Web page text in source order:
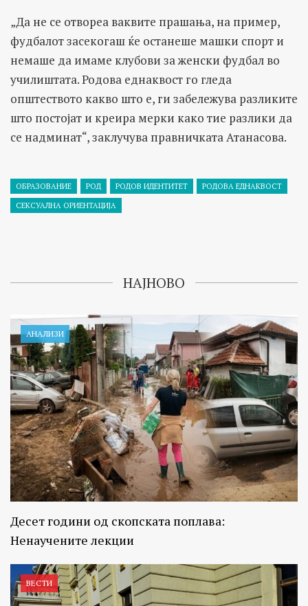
„Да не се отвореа ваквите прашања, на пример,
фудбалот засекогаш ќе останеше машки спорт и
немаше да имаме клубови за женски фудбал во
училиштата. Родова еднаквост го гледа
општеството какво што е, ги забележува разликите
што постојат и креира мерки како тие разлики да
се надминат“, заклучува правничката Атанасова.
ОБРАЗОВАНИЕ РОД РОДОВ ИДЕНТИТЕТ
РОДОВА ЕДНАКВОСТ
СЕКСУАЛНА ОРИЕНТАЦИЈА
НАЈНОВО
АНАЛИЗИ
Десет години од скопската поплава:
Ненаучените лекции
ВЕСТИ